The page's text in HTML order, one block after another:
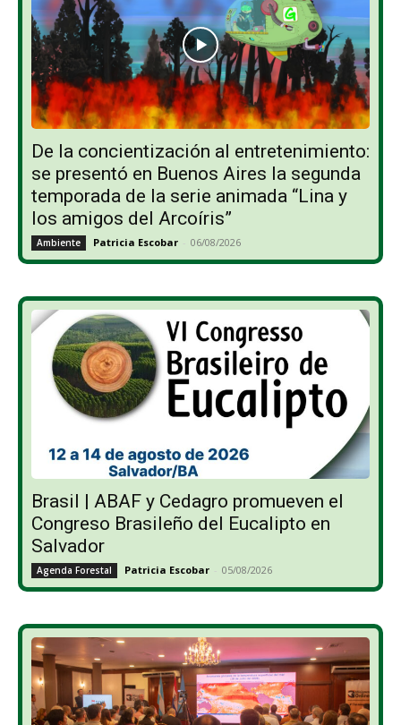
De la concientización al entretenimiento:
se presentó en Buenos Aires la segunda
temporada de la serie animada “Lina y
los amigos del Arcoíris”
Ambiente Patricia Escobar - 06/08/2026
Brasil | ABAF y Cedagro promueven el
Congreso Brasileño del Eucalipto en
Salvador
Agenda Forestal Patricia Escobar - 05/08/2026